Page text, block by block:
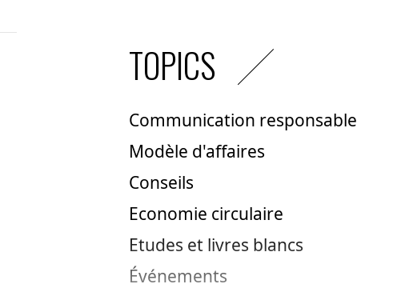
TOPICS
Communication responsable
Modèle d'affaires
Conseils
Economie circulaire
Etudes et livres blancs
Événements